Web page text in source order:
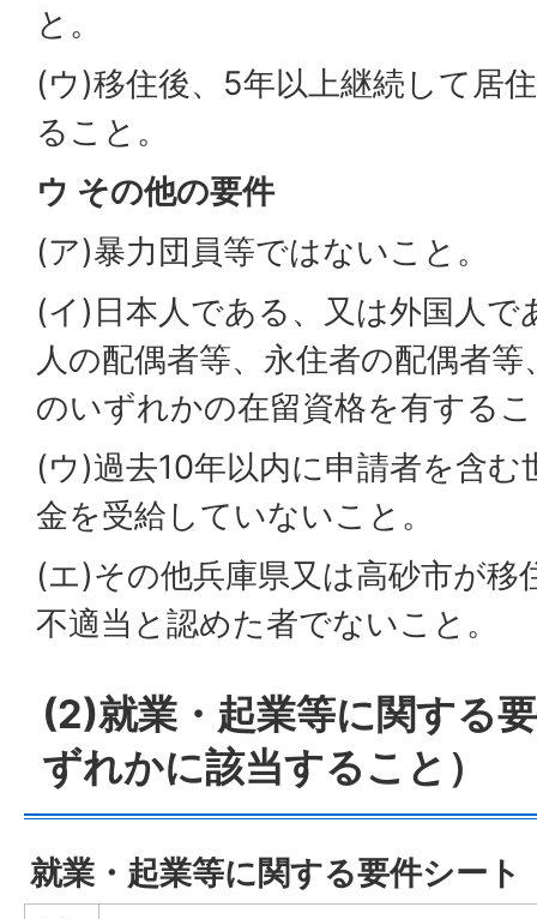
と。
(ウ)移住後、5年以上継続して居
ること。
ウ その他の要件
(ア)暴力団員等ではないこと。
(イ)日本人である、又は外国人で
人の配偶者等、永住者の配偶者
のいずれかの在留資格を有する
(ウ)過去10年以内に申請者を含
金を受給していないこと。
(エ)その他兵庫県又は高砂市が移
不適当と認めた者でないこと。
(2)就業・起業等に関する
ずれかに該当すること）
就業・起業等に関する要件シート